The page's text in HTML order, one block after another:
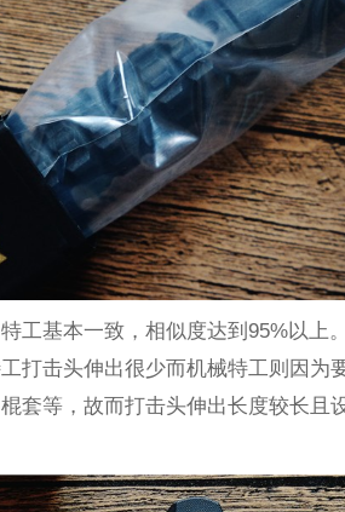
工基本一致，相似度达到95%以上
打击头伸出很少而机械特工则因为
套等，故而打击头伸出长度较长且